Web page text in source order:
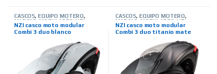
CASCOS, EQUIPO MOTERO,
MARCAS MODULARES, NZI,
TIENDA ON LINE
NZI casco moto modular
Combi 3 duo blanco
CASCOS, EQUIPO MOTERO,
MARCAS MODULARES, NZI,
TIENDA ON LINE
NZI casco moto modular
Combi 3 duo titanio mate